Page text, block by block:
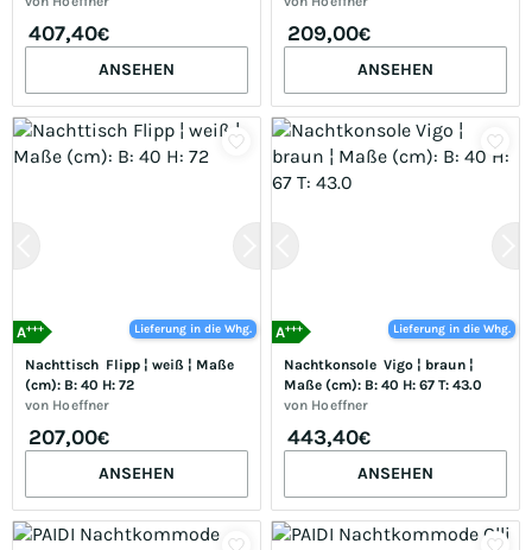
407,40€
ANSEHEN
209,00€
ANSEHEN
Lieferung in die Whg.
A+++
Nachttisch  Flipp ¦ weiß ¦ Maße
(cm): B: 40 H: 72
von Hoeffner
207,00€
ANSEHEN
Lieferung in die Whg.
A+++
Nachtkonsole  Vigo ¦ braun ¦
Maße (cm): B: 40 H: 67 T: 43.0
von Hoeffner
443,40€
ANSEHEN